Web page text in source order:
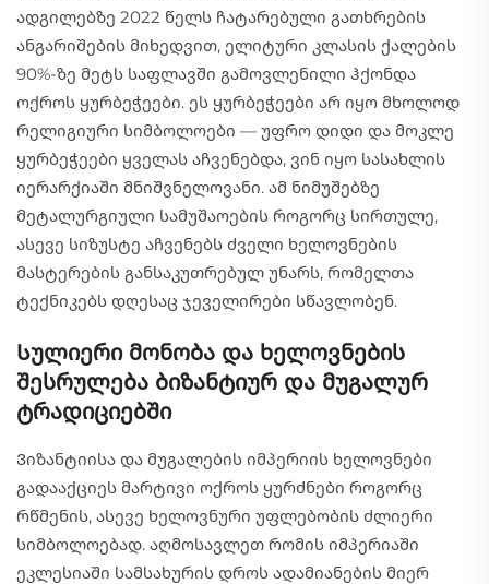
ადგილებზე 2022 წელს ჩატარებული გათხრების
ანგარიშების მიხედვით, ელიტური კლასის ქალების
90%-ზე მეტს საფლავში გამოვლენილი ჰქონდა
ოქროს ყურბეჭეები. ეს ყურბეჭეები არ იყო მხოლოდ
რელიგიური სიმბოლოები — უფრო დიდი და მოკლე
ყურბეჭეები ყველას აჩვენებდა, ვინ იყო სასახლის
იერარქიაში მნიშვნელოვანი. ამ ნიმუშებზე
მეტალურგიული სამუშაოების როგორც სირთულე,
ასევე სიზუსტე აჩვენებს ძველი ხელოვნების
მასტერების განსაკუთრებულ უნარს, რომელთა
ტექნიკებს დღესაც ჯეველირები სწავლობენ.
Სულიერი მონობა და ხელოვნების
შესრულება ბიზანტიურ და მუგალურ
ტრადიციებში
Ვიზანტიისა და მუგალების იმპერიის ხელოვნები
გადააქციეს მარტივი ოქროს ყურძნები როგორც
რწმენის, ასევე ხელოვნური უფლებობის ძლიერი
სიმბოლოებად. აღმოსავლეთ რომის იმპერიაში
ეკლესიაში სამსახურის დროს ადამიანების მიერ